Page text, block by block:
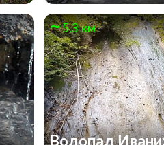
5.3 км
Водопад